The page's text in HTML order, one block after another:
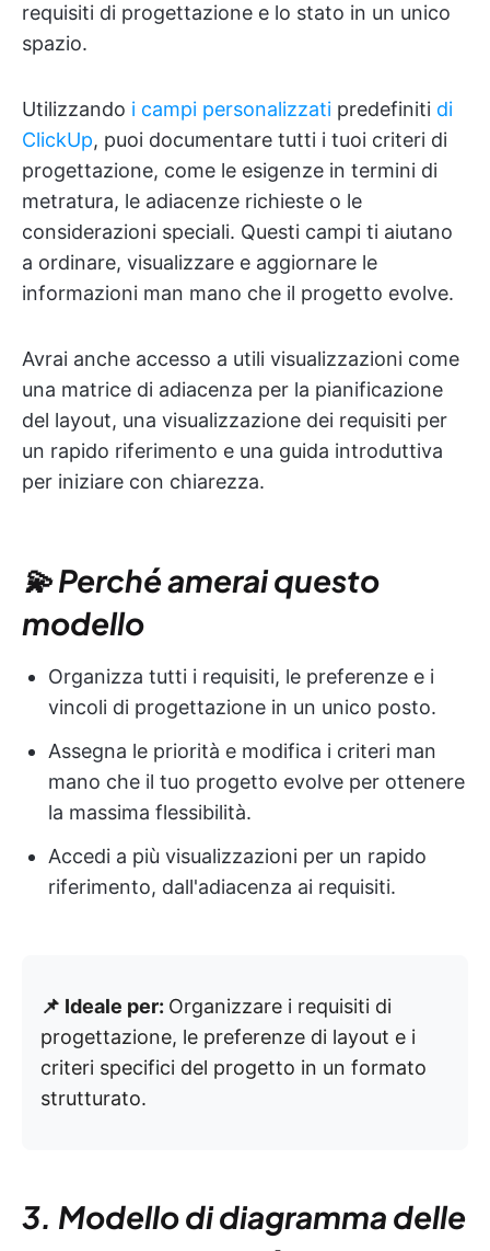
requisiti di progettazione e lo stato in un unico
spazio.
Utilizzando i campi personalizzati predefiniti di
ClickUp, puoi documentare tutti i tuoi criteri di
progettazione, come le esigenze in termini di
metratura, le adiacenze richieste o le
considerazioni speciali. Questi campi ti aiutano
a ordinare, visualizzare e aggiornare le
informazioni man mano che il progetto evolve.
Avrai anche accesso a utili visualizzazioni come
una matrice di adiacenza per la pianificazione
del layout, una visualizzazione dei requisiti per
un rapido riferimento e una guida introduttiva
per iniziare con chiarezza.
💫 Perché amerai questo
modello
Organizza tutti i requisiti, le preferenze e i
vincoli di progettazione in un unico posto.
Assegna le priorità e modifica i criteri man
mano che il tuo progetto evolve per ottenere
la massima flessibilità.
Accedi a più visualizzazioni per un rapido
riferimento, dall'adiacenza ai requisiti.
📌 Ideale per: Organizzare i requisiti di
progettazione, le preferenze di layout e i
criteri specifici del progetto in un formato
strutturato.
3. Modello di diagramma delle